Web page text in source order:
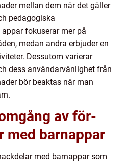
mellan dem när det gäller
pedagogiska
fokuserar mer på
medan andra erbjuder en
Dessutom varierar
dess användarvänlighet från
bör beaktas när man
av för-
med barnappar
med barnappar som